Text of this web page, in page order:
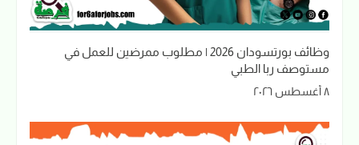
وظائف بورتسودان 2026 | مطلوب ممرضين للعمل في
مستوصف ربا الطبي
٨ أغسطس ٢٠٢٦